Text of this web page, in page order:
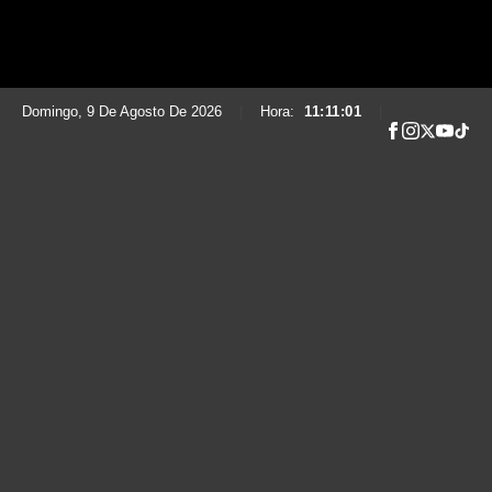
Domingo, 9 De Agosto De 2026 Hora: 11:11:02